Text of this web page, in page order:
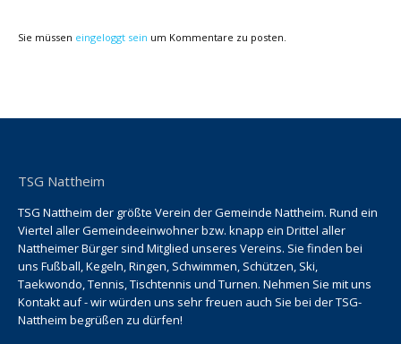
Sie müssen eingeloggt sein um Kommentare zu posten.
TSG Nattheim
TSG Nattheim der größte Verein der Gemeinde Nattheim. Rund ein
Viertel aller Gemeindeeinwohner bzw. knapp ein Drittel aller
Nattheimer Bürger sind Mitglied unseres Vereins. Sie finden bei
uns Fußball, Kegeln, Ringen, Schwimmen, Schützen, Ski,
Taekwondo, Tennis, Tischtennis und Turnen. Nehmen Sie mit uns
Kontakt auf - wir würden uns sehr freuen auch Sie bei der TSG-
Nattheim begrüßen zu dürfen!